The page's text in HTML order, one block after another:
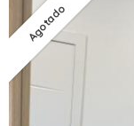
Agotado